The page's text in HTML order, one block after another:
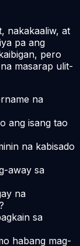
nakakaaliw, at
pa ang
pero
masarap ulit-
na
ang isang tao
na kabisado
away sa
na
sa
habang mag-